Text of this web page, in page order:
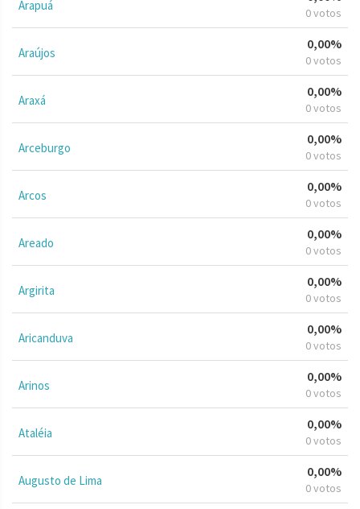
Arapuá 0 votos
Araújos
0,00%
0 votos
Araxá
0,00%
0 votos
Arceburgo
0,00%
0 votos
Arcos
0,00%
0 votos
Areado
0,00%
0 votos
Argirita
0,00%
0 votos
Aricanduva
0,00%
0 votos
Arinos
0,00%
0 votos
Ataléia
0,00%
0 votos
Augusto de Lima
0,00%
0 votos